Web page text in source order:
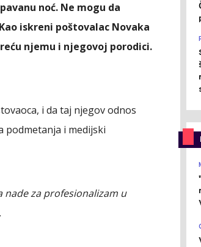
noć. Ne mogu da
iskreni poštovalac Novaka
njemu i njegovoj porodici.
i da taj njegov odnos
podmetanja i medijski
nade za profesionalizam u